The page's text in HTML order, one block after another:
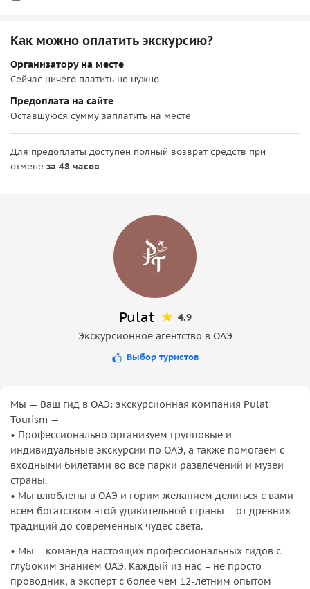
Как можно оплатить экскурсию?
Организатору на месте
Сейчас ничего платить не нужно
Предоплата на сайте
Оставшуюся сумму заплатить на месте
Для предоплаты доступен полный возврат средств при
отмене за 48 часов
Pulat
4.9
Экскурсионное агентство в ОАЭ
Выбор туристов
Мы — Ваш гид в ОАЭ: экскурсионная компания Pulat
Tourism —
• Профессионально организуем групповые и
индивидуальные экскурсии по ОАЭ, а также помогаем с
входными билетами во все парки развлечений и музеи
страны.
• Мы влюблены в ОАЭ и горим желанием делиться с вами
всем богатством этой удивительной страны – от древних
традиций до современных чудес света.
• Мы – команда настоящих профессиональных гидов с
глубоким знанием ОАЭ. Каждый из нас – не просто
проводник, а эксперт с более чем 12-летним опытом